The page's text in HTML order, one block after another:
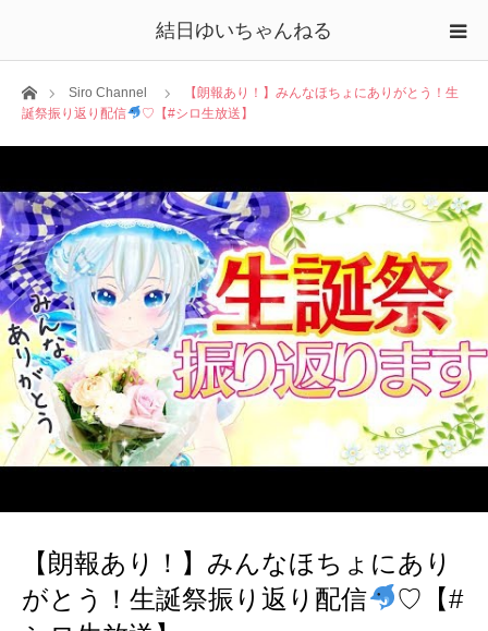
結日ゆいちゃんねる
ホームSiro Channel
【朗報あり！】みんなほちょにありがとう！生
誕祭振り返り配信
♡【#シロ生放送】
【朗報あり！】みんなほちょにあり
がとう！生誕祭振り返り配信
♡【#